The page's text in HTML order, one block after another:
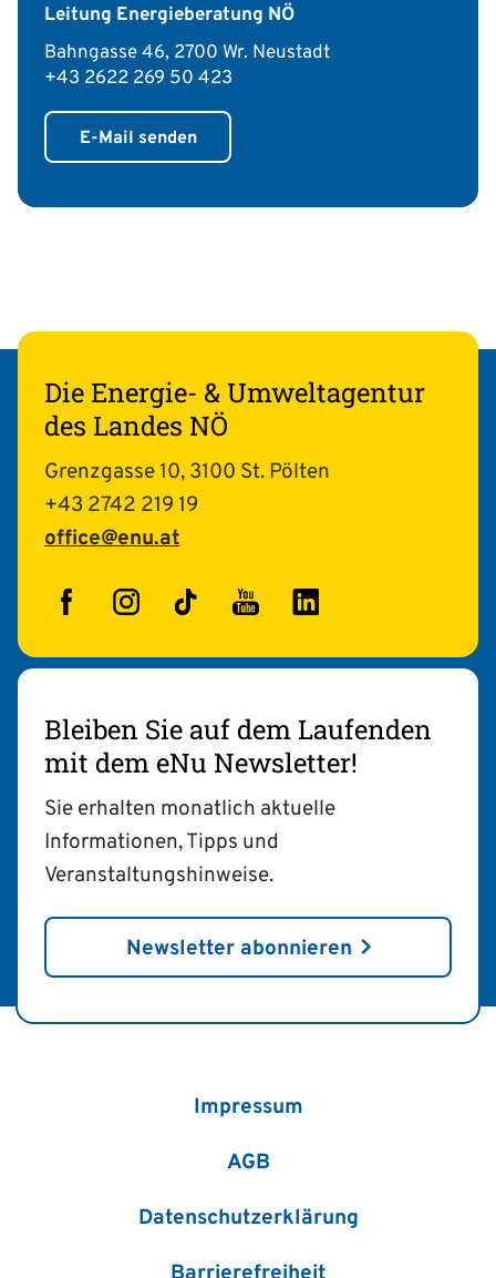
Leitung Energieberatung NÖ
Bahngasse 46, 2700 Wr. Neustadt
+43 2622 269 50 423
E-Mail senden
Die Energie- & Umweltagentur
des Landes NÖ
Grenzgasse 10, 3100 St. Pölten
+43 2742 219 19
office@enu.at
FacebookInstagram
TikTokYouTubeLinkedIn
Bleiben Sie auf dem Laufenden
mit dem eNu Newsletter!
Sie erhalten monatlich aktuelle
Informationen, Tipps und
Veranstaltungshinweise.
Newsletter abonnieren
Impressum
AGB
Datenschutzerklärung